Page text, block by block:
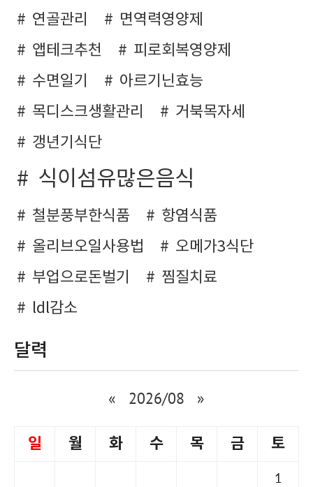
연골관리
면역력영양제
앱테크추천
피로회복영양제
수면일기
아르기닌효능
목디스크생활관리
거북목자세
갱년기식단
식이섬유많은음식
철분풍부한식품
항염식품
올리브오일사용법
오메가3식단
부업으로돈벌기
찜질치료
ldl감소
달력
« 2026/08 »
일 월 화 수 목 금 토
1